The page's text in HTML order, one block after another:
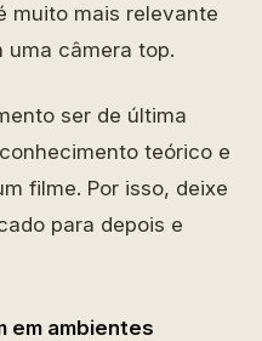
muito mais relevante
uma câmera top.
ser de última
teórico e
filme. Por isso, deixe
para depois e
em ambientes